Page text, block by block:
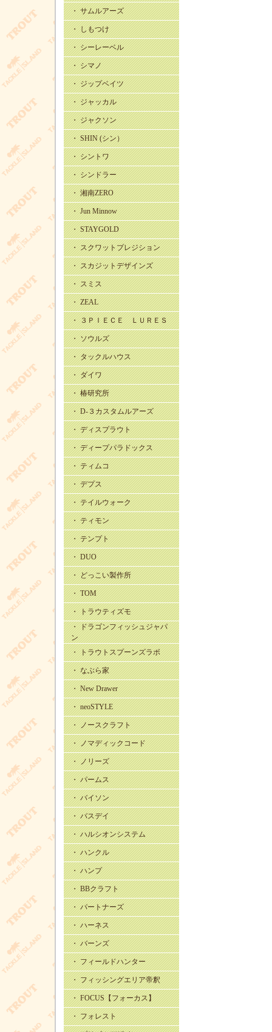
・ サムルアーズ
・ しもつけ
・ シーレーベル
・ シマノ
・ ジップベイツ
・ ジャッカル
・ ジャクソン
・ SHIN (シン）
・ シントワ
・ シンドラー
・ 湘南ZERO
・ Jun Minnow
・ STAYGOLD
・ スクワットプレジション
・ スカジットデザインズ
・ スミス
・ ZEAL
・ ３ＰＩＥＣＥ ＬＵＲＥＳ
・ ソウルズ
・ タックルハウス
・ ダイワ
・ 椿研究所
・ D-３カスタムルアーズ
・ ディスプラウト
・ ディープパラドックス
・ ティムコ
・ デプス
・ テイルウォーク
・ ティモン
・ テンプト
・ DUO
・ どっこい製作所
・ TOM
・ トラウティズモ
・ ドラゴンフィッシュジャパ
ン
・ トラウトスプーンズラボ
・ なぶら家
・ New Drawer
・ neoSTYLE
・ ノースクラフト
・ ノマディックコード
・ ノリーズ
・ パームス
・ バイソン
・ バスデイ
・ ハルシオンシステム
・ ハンクル
・ ハンプ
・ BBクラフト
・ パートナーズ
・ ハーネス
・ バーンズ
・ フィールドハンター
・ フィッシングエリア帝釈
・ FOCUS【フォーカス】
・ フォレスト